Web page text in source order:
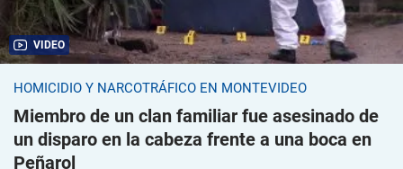
VIDEO
HOMICIDIO Y NARCOTRÁFICO EN MONTEVIDEO
Miembro de un clan familiar fue asesinado de
un disparo en la cabeza frente a una boca en
Peñarol